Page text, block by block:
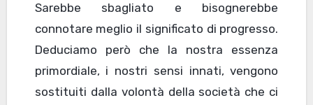
Sarebbe sbagliato e bisognerebbe
connotare meglio il significato di progresso.
Deduciamo però che la nostra essenza
primordiale, i nostri sensi innati, vengono
sostituiti dalla volontà della società che ci